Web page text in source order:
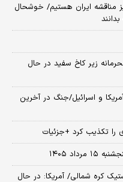
مناقشه ایران هستیم/ خوشحال
زیر کاخ سفید در حال
و اسرائیل/جنگ در آخرین
را تکذیب کرد +جزئیات
۱۴۰۵
کره شمالی/ آمریکا: در حال